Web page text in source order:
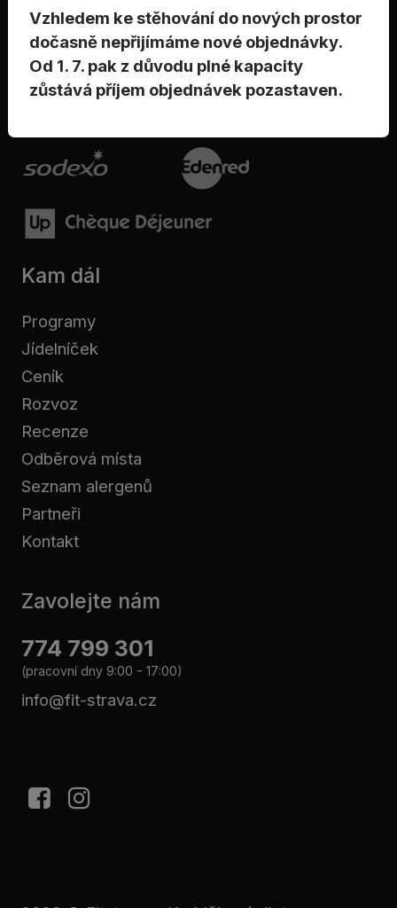
Kam dál
Programy
Jídelníček
Ceník
Rozvoz
Recenze
Odběrová místa
Seznam alergenů
Partneři
Kontakt
Zavolejte nám
774 799 301
(pracovní dny 9:00 - 17:00)
info@fit-strava.cz
Vzhledem ke stěhování do nových prostor
dočasně nepřijímáme nové objednávky.
Od 1. 7. pak z důvodu plné kapacity
zůstává příjem objednávek pozastaven.